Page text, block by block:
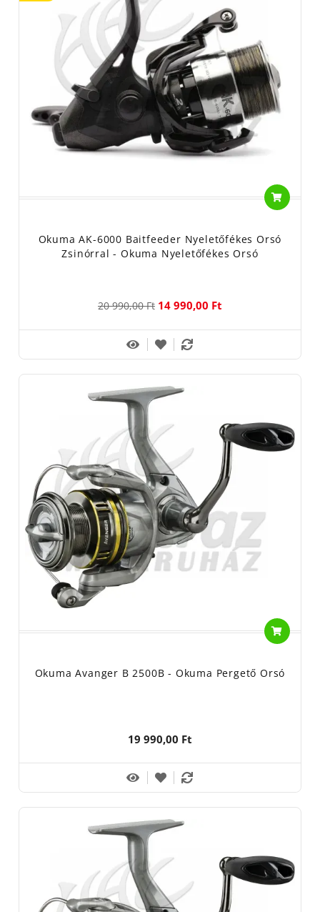
Okuma AK-6000 Baitfeeder Nyeletőfékes Orsó
Zsinórral - Okuma Nyeletőfékes Orsó
20 990,00 Ft 14 990,00 Ft
Okuma Avanger B 2500B - Okuma Pergető Orsó
19 990,00 Ft